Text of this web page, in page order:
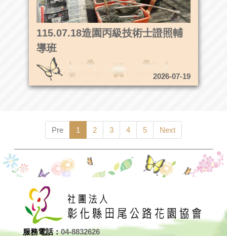
115.07.18造園丙級技術士證照輔
導班
2026-07-19
Pre 1 2 3 4 5 Next
服務電話：04-8832626